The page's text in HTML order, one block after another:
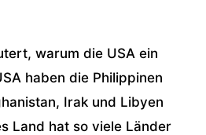
warum die USA ein
haben die Philippinen
Irak und Libyen
Land hat so viele Länder